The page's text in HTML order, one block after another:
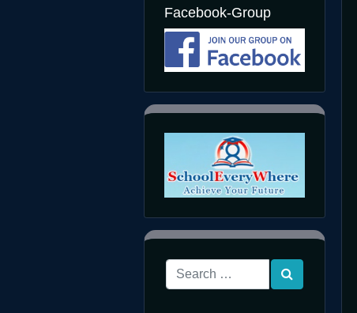
Facebook-Group